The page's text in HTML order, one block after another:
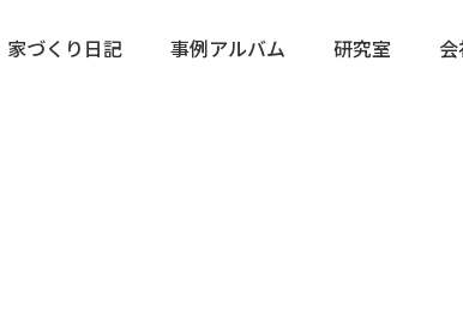
家づくり日記 事例アルバム 研究室